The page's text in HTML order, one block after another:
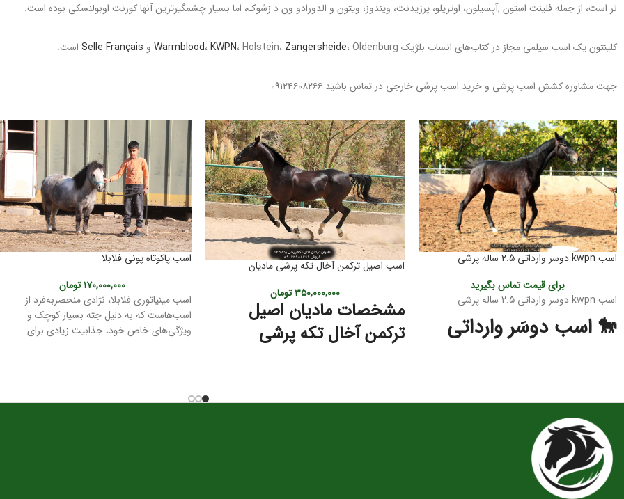
نر است، از جمله فلینت استون ,آپسیلون، اوتریلو، پرزیدنت، ویندوز، ویتون و الدورادو ون د زشوک، اما بسیار چشمگیرترین آنها کورنت اوبولنسکی بوده است.
کلینتون یک اسب سیلمی مجاز در کتاب‌های انساب بلژیک Warmblood،KWPN، Holstein، Zangersheide، Oldenburg و Selle Français است.
جهت مشاوره کشش اسب پرشی و خرید اسب پرشی خارجی در تماس باشید ۰۹۱۲۴۶۰۸۲۶۶
اسب kwpn دوسر وارداتی 2.5 ساله پرشی
برای قیمت تماس بگیرید
اسب kwpn دوسر وارداتی 2.5 ساله پرشی
🐎 اسب دوسَر وارداتی
آینده‌سازان پرش
این کره دوسَر وارداتی
بهترین انتخاب‌ها برای سوارکاران و پرورش‌دهندگانی
است که به‌دنبال اسبی با
هستند. KWPN به‌عنوان یکی از برترین نژادهای دنیا
اسب اصیل ترکمن آخال تکه پرشی مادیان
۳۵۰,۰۰۰,۰۰۰تومان
مشخصات مادیان اصیل
ترکمن آخال تکه پرشی
زیبایی، استقامت، قدرت و هوش، از دیرباز جایگاه
اسب پاکوتاه پونی فلابلا
۱۷۰,۰۰۰,۰۰۰تومان
اسب مینیاتوری فلابلا، نژادی منحصربه‌فرد از
اسب‌هاست که به دلیل جثه بسیار کوچک و
ویژگی‌های خاص خود، جذابیت زیادی برای
خاستگاه این نژاد کشور آرژانتین است.